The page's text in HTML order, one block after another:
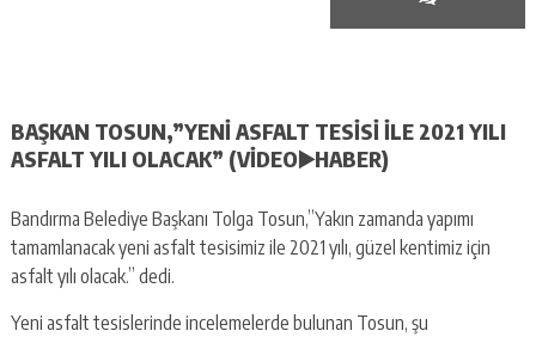
BAŞKAN TOSUN,”YENİ ASFALT TESİSİ İLE 2021 YILI
ASFALT YILI OLACAK” (VİDEO▶️HABER)
Bandırma Belediye Başkanı Tolga Tosun,”Yakın zamanda yapımı
tamamlanacak yeni asfalt tesisimiz ile 2021 yılı, güzel kentimiz için
asfalt yılı olacak.” dedi.
Yeni asfalt tesislerinde incelemelerde bulunan Tosun, şu